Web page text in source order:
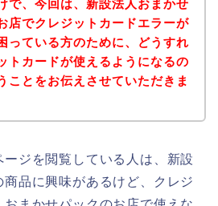
で、今回は、新設法人おまかせ
店でクレジットカードエラーが
っている方のために、どうすれ
トカードが使えるようになるの
ことをお伝えさせていただきま
ジを閲覧している人は、新設
品に興味があるけど、クレジ